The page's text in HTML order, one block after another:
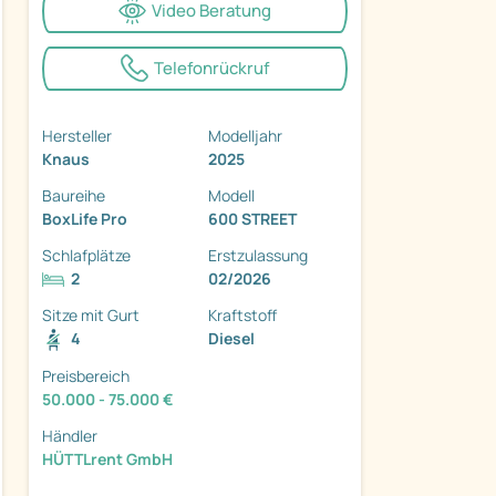
Video Beratung
Telefonrückruf
Hersteller
Knaus
Modelljahr
2025
Baureihe
BoxLife Pro
Modell
600 STREET
Schlafplätze
2
Erstzulassung
02/2026
Sitze mit Gurt
4
Kraftstoff
Diesel
Preisbereich
50.000 - 75.000 €
Händler
HÜTTLrent GmbH